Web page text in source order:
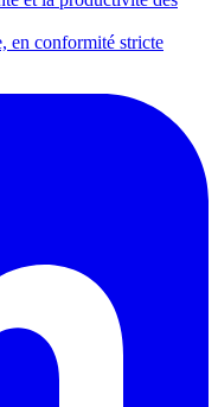
en conformité stricte